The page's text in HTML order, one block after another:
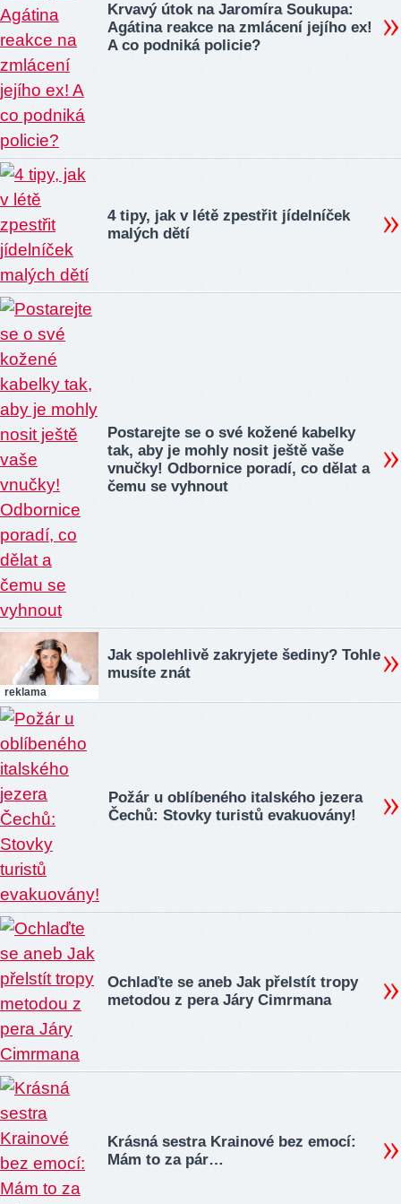
Krvavý útok na Jaromíra Soukupa:
Agátina reakce na zmlácení jejího ex!
A co podniká policie?
4 tipy, jak v létě zpestřit jídelníček
malých dětí
Postarejte se o své kožené kabelky
tak, aby je mohly nosit ještě vaše
vnučky! Odbornice poradí, co dělat a
čemu se vyhnout
reklama
Jak spolehlivě zakryjete šediny? Tohle
musíte znát
Požár u oblíbeného italského jezera
Čechů: Stovky turistů evakuovány!
Ochlaďte se aneb Jak přelstít tropy
metodou z pera Járy Cimrmana
Krásná sestra Krainové bez emocí:
Mám to za pár…